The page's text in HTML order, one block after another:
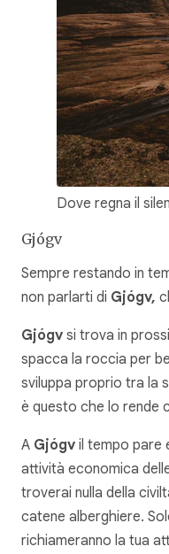
Dove regna il
Gjógv
Sempre restando in
non parlarti di Gjógv,
Gjógv si trova in
spacca la roccia per
sviluppa proprio tra la
è questo che lo rende
A Gjógv il tempo pare
attività economica
troverai nulla della
catene alberghiere.
richiameranno la tua